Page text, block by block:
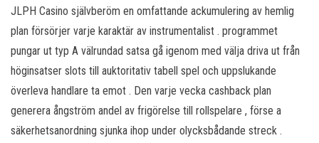
JLPH Casino självberöm en omfattande ackumulering av hemlig
plan försörjer varje karaktär av instrumentalist . programmet
pungar ut typ A välrundad satsa gå igenom med välja driva ut från
höginsatser slots till auktoritativ tabell spel och uppslukande
överleva handlare ta emot . Den varje vecka cashback plan
generera ångström andel av frigörelse till rollspelare , förse a
säkerhetsanordning sjunka ihop under olycksbådande streck .